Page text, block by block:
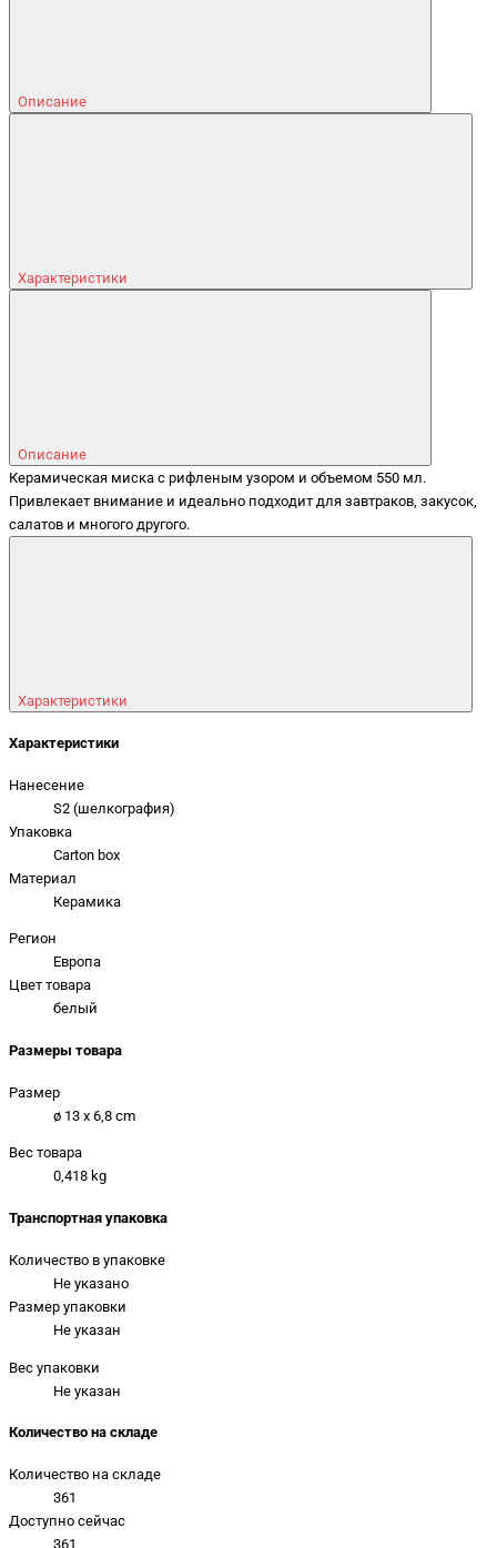
Описание
Характеристики
Описание
Керамическая миска с рифленым узором и объемом 550 мл.
Привлекает внимание и идеально подходит для завтраков, закусок,
салатов и многого другого.
Характеристики
Характеристики
Нанесение
S2 (шелкография)
Упаковка
Carton box
Материал
Керамика
Регион
Европа
Цвет товара
белый
Размеры товара
Размер
ø 13 x 6,8 cm
Вес товара
0,418 kg
Транспортная упаковка
Количество в упаковке
Не указано
Размер упаковки
Не указан
Вес упаковки
Не указан
Количество на складе
Количество на складе
361
Доступно сейчас
361